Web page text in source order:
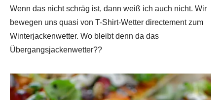
Wenn das nicht schräg ist, dann weiß ich auch nicht. Wir
bewegen uns quasi von T-Shirt-Wetter directement zum
Winterjackenwetter. Wo bleibt denn da das
Übergangsjackenwetter??